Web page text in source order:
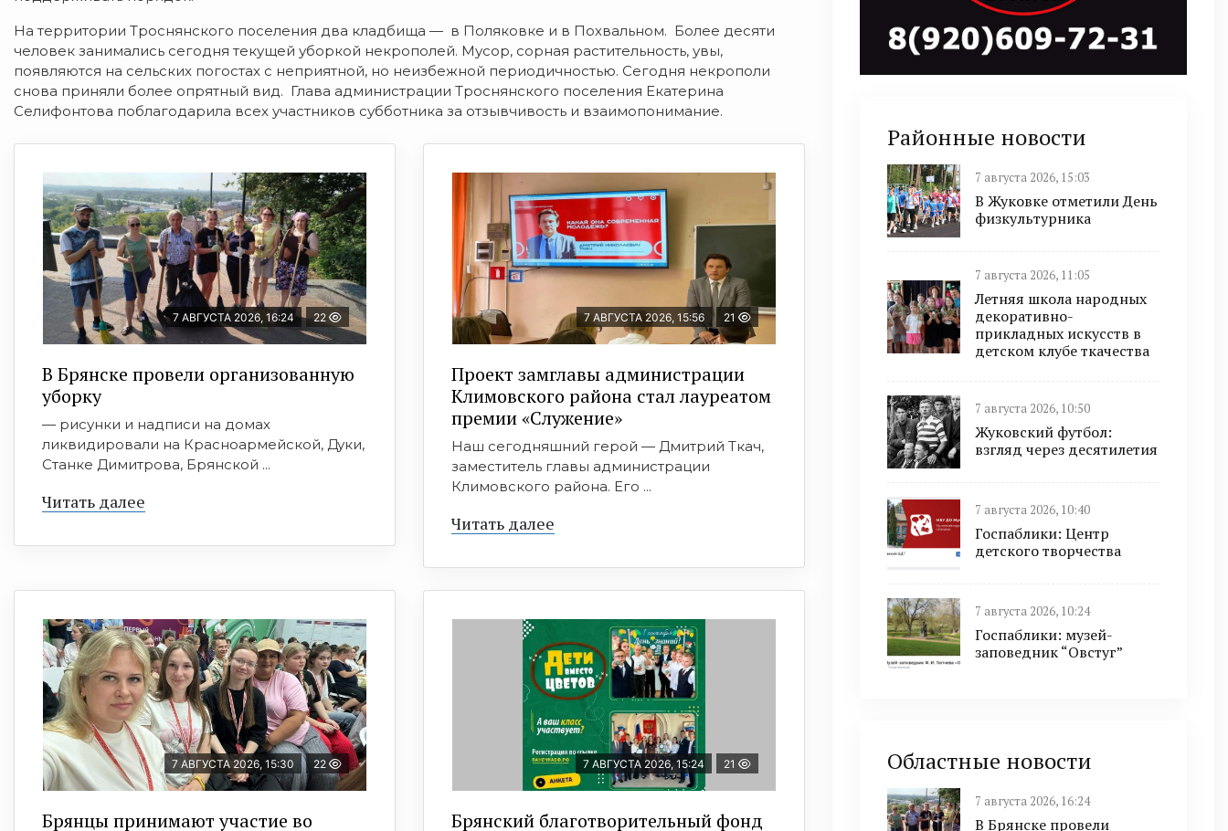
На территории Троснянского поселения два кладбища — в Поляковке и в Похвальном. Более десяти
человек занимались сегодня текущей уборкой некрополей. Мусор, сорная растительность, увы,
появляются на сельских погостах с неприятной, но неизбежной периодичностью. Сегодня некрополи
снова приняли более опрятный вид. Глава администрации Троснянского поселения Екатерина
Селифонтова поблагодарила всех участников субботника за отзывчивость и взаимопонимание.
7 АВГУСТА 2026, 16:24 22
В Брянске провели организованную
уборку
— рисунки и надписи на домах
ликвидировали на Красноармейской, Дуки,
Станке Димитрова, Брянской ...
Читать далее
7 АВГУСТА 2026, 15:56 21
Проект замглавы администрации
Климовского района стал лауреатом
премии «Служение»
Наш сегодняшний герой — Дмитрий Ткач,
заместитель главы администрации
Климовского района. Его ...
Читать далее
7 АВГУСТА 2026, 15:30 22
Брянцы принимают участие во
7 АВГУСТА 2026, 15:24 21
Брянский благотворительный фонд
Районные новости
7 августа 2026, 15:03
В Жуковке отметили День
физкультурника
7 августа 2026, 11:05
Летняя школа народных
декоративно-
прикладных искусств в
детском клубе ткачества
7 августа 2026, 10:50
Жуковский футбол:
взгляд через десятилетия
7 августа 2026, 10:40
Госпаблики: Центр
детского творчества
7 августа 2026, 10:24
Госпаблики: музей-
заповедник “Овстуг”
Областные новости
7 августа 2026, 16:24
В Брянске провели